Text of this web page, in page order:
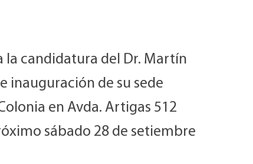
la candidatura del Dr. Martín
inauguración de su sede
en Avda. Artigas 512
sábado 28 de setiembre